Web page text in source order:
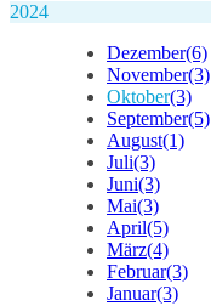
2024
Dezember(6)
November(3)
Oktober(3)
September(5)
August(1)
Juli(3)
Juni(3)
Mai(3)
April(5)
März(4)
Februar(3)
Januar(3)